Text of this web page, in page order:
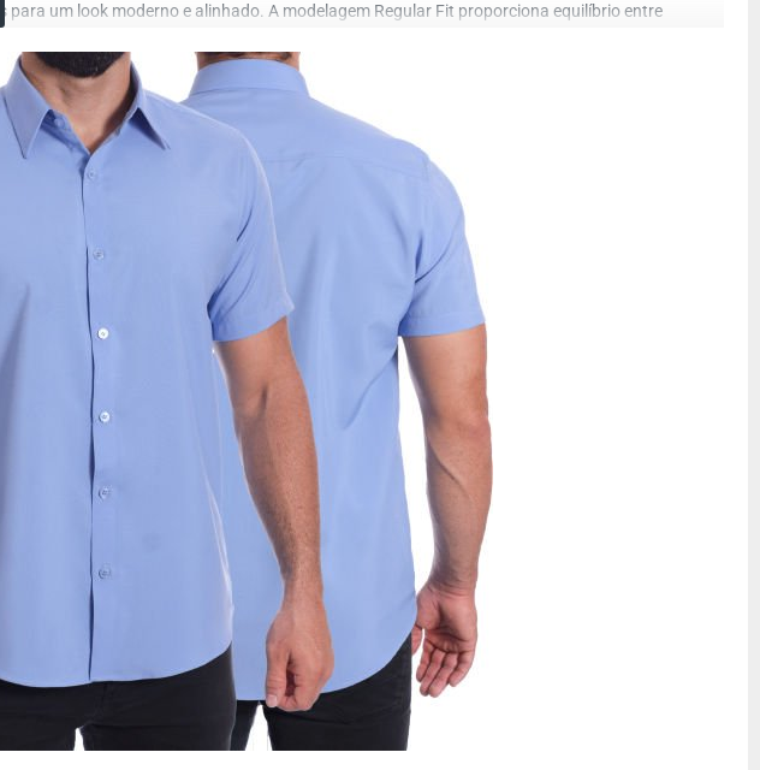
um look moderno e alinhado. A modelagem Regular Fit proporciona equilíbrio entre
diferentes tamanhos e garantir que a camisa social azul royal de microfibra manga curta
combina com seu estilo e necessidade.
4x sem juros, com opção de pagamento via Pix para maior comodidade.
unem qualidade, conforto e estilo. Cada camisa social azul royal masculina de microfibra
formais.